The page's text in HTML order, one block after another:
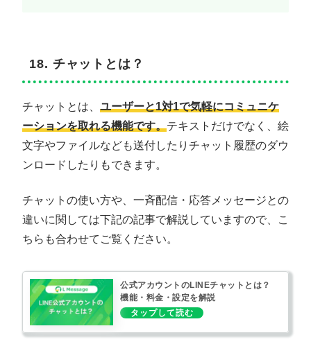
18. チャットとは？
チャットとは、 ユーザーと1対1で気軽にコミュニケ
ーションを取れる機能です。テキストだけでなく、絵
文字やファイルなども送付したりチャット履歴のダウ
ンロードしたりもできます。
チャットの使い方や、一斉配信・応答メッセージとの
違いに関しては下記の記事で解説していますので、こ
ちらも合わせてご覧ください。
公式アカウントのLINEチャットとは？
機能・料金・設定を解説